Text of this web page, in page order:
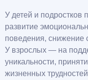
У детей и подростков
развитие
поведения, снижение
У взрослых — на
уникальности,
жизненных